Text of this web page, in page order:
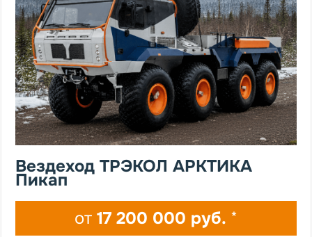
Вездеход ТРЭКОЛ АРКТИКА
Пикап
от 17 200 000 руб. *